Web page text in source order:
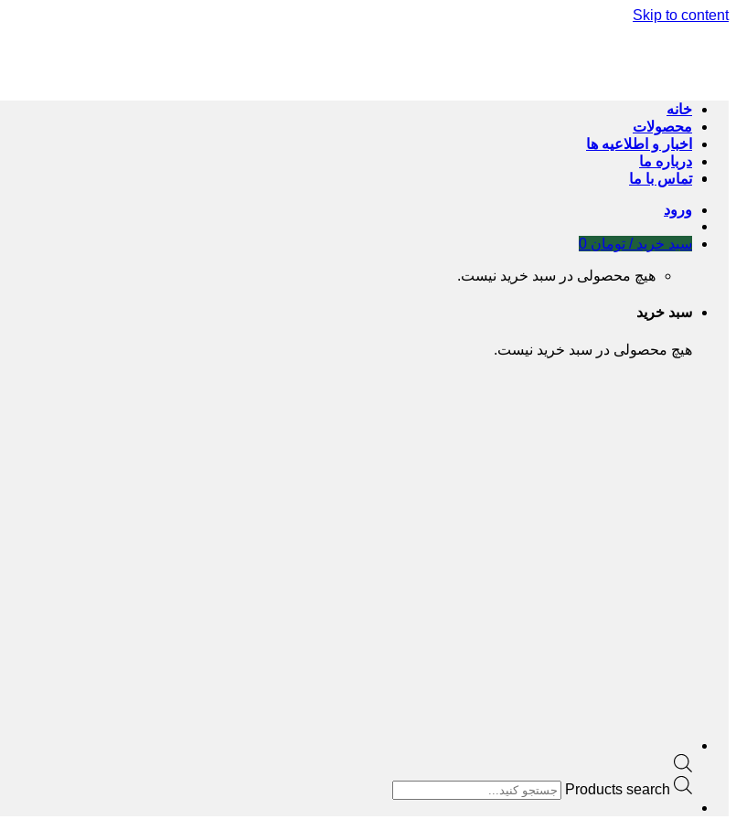
Skip to content
ورود
سبد خرید / تومان
هیچ محصولی در سبد خرید نیست.
سبد خرید
هیچ محصولی در سبد خرید نیست.
خانه
محصولات
اخبار و اطلاعیه ها
درباره ما
تماس با ما
Products search